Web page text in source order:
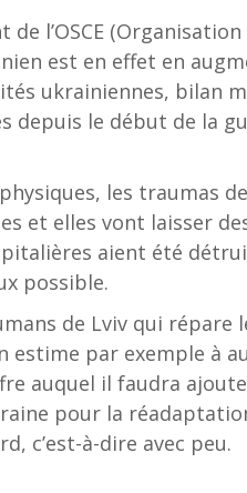
l’OSCE
est en effet en
ukrainiennes, bilan
depuis le début de la
physiques, les
et elles vont laisser
aient été
possible.
de Lviv qui
estime par exemple
auquel il faudra
pour la
c’est-à-dire avec peu.